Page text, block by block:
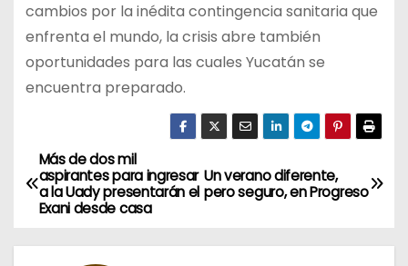
cambios por la inédita contingencia sanitaria que
enfrenta el mundo, la crisis abre también
oportunidades para las cuales Yucatán se
encuentra preparado.
N
a
v
Un verano diferente,
pero seguro, en Progreso
Más de dos mil
aspirantes para ingresar
a la Uady presentarán el
Exani desde casa